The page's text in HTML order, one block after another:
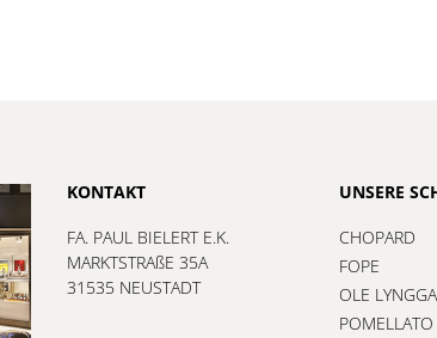
KONTAKT
FA. PAUL BIELERT E.K.
MARKTSTRAßE 35A
31535 NEUSTADT
UNSERE
CHOPARD
FOPE
OLE
POMELLATO